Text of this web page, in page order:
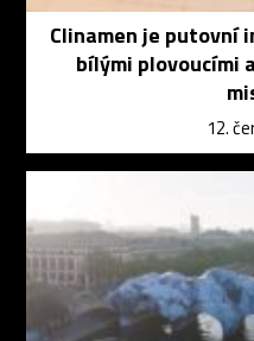
Clinamen je putovní
bílými plovoucími
12.